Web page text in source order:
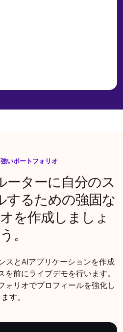
いポートフォリオ
ーターに自分のス
するための強固な
を作成しましょ
う。
スとAIアプリケーションを作成
を前にライブデモを行います。
ォリオでプロフィールを強化し
ます。